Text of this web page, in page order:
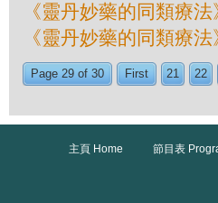
《靈丹妙藥的同類療
《靈丹妙藥的同類療
Page 29 of 30 First 21 22
主頁 Home 節目表